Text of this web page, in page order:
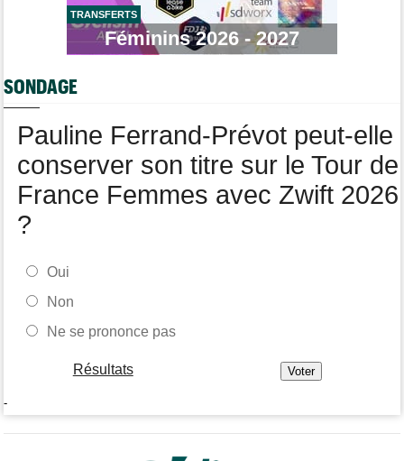
Tour de France Femmes
Demi Vollering : "J'aurais dû essayer plus tôt..."
Émilien Jacquelin va faire ses grands débuts en compétition le
TRANSFERTS
Féminins 2026 - 2027
SONDAGE
Pauline Ferrand-Prévot peut-elle
conserver son titre sur le Tour de
France Femmes avec Zwift 2026
?
Oui
Non
Ne se prononce pas
Résultats
-